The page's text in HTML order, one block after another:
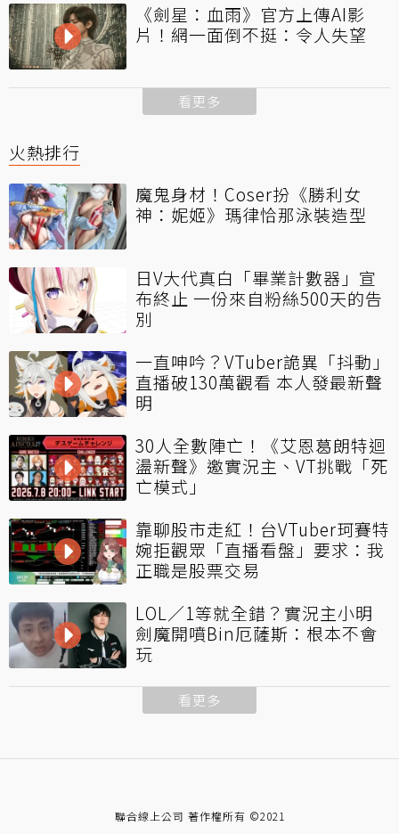
《劍星：血雨》官方上傳AI影
片！網一面倒不挺：令人失望
看更多
火熱排行
魔鬼身材！Coser扮《勝利女
神：妮姬》瑪律恰那泳裝造型
日V大代真白「畢業計數器」宣
布終止 一份來自粉絲500天的告
別
一直呻吟？VTuber詭異「抖動」
直播破130萬觀看 本人發最新聲
明
30人全數陣亡！《艾恩葛朗特迴
盪新聲》邀實況主、VT挑戰「死
亡模式」
靠聊股市走紅！台VTuber珂賽特
婉拒觀眾「直播看盤」要求：我
正職是股票交易
LOL／1等就全錯？實況主小明
劍魔開噴Bin厄薩斯：根本不會
玩
看更多
聯合線上公司 著作權所有 ©2021